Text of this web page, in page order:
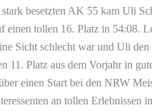
besetzten AK 55 kam Uli
einen tollen 16. Platz in 54:08.
Sicht schlecht war und Uli
11. Platz aus dem Vorjahr in
einen Start bei den NRW
an tollen Erlebnissen